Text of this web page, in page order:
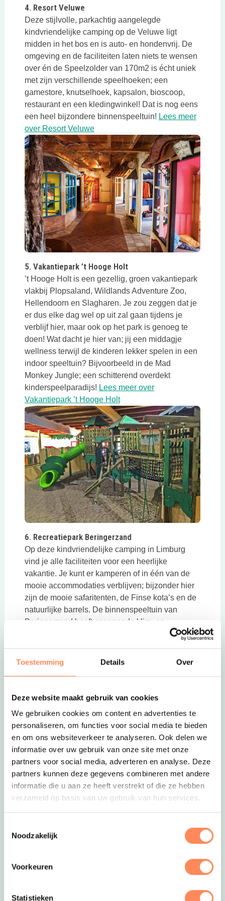
Toestemming Details Over
Deze website maakt gebruik van cookies
We gebruiken cookies om content en advertenties te
personaliseren, om functies voor social media te bieden
en om ons websiteverkeer te analyseren. Ook delen we
informatie over uw gebruik van onze site met onze
partners voor social media, adverteren en analyse. Deze
partners kunnen deze gegevens combineren met andere
informatie die u aan ze heeft verstrekt of die ze hebben
verzameld op basis van uw gebruik van hun services.
Noodzakelijk
Voorkeuren
Statistieken
4. Resort Veluwe
Deze stijlvolle, parkachtig aangelegde
kindvriendelijke camping op de Veluwe ligt
midden in het bos en is auto- en hondenvrij. De
omgeving en de faciliteiten laten niets te wensen
over én de Speelzolder van 170m2 is écht uniek
met zijn verschillende speelhoeken; een
gamestore, knutselhoek, kapsalon, bioscoop,
restaurant en een kledingwinkel! Dat is nog eens
een heel bijzondere binnenspeeltuin! Lees meer
over Resort VeluweDeze link opent in een nieuwe tab
5. Vakantiepark ’t Hooge Holt
’t Hooge Holt is een gezellig, groen vakantiepark
vlakbij Plopsaland, Wildlands Adventure Zoo,
Hellendoorn en Slagharen. Je zou zeggen dat je
er dus elke dag wel op uit zal gaan tijdens je
verblijf hier, maar ook op het park is genoeg te
doen! Wat dacht je hier van; jij een middagje
wellness terwijl de kinderen lekker spelen in een
indoor speeltuin? Bijvoorbeeld in de Mad
Monkey Jungle; een schitterend overdekt
kinderspeelparadijs! Lees meer over
Vakantiepark ’t Hooge HoltDeze link opent in een
6. Recreatiepark Beringerzand
Op deze kindvriendelijke camping in Limburg
vind je alle faciliteiten voor een heerlijke
vakantie. Je kunt er kamperen of in één van de
mooie accommodaties verblijven; bijzonder hier
zijn de mooie safaritenten, de Finse kota’s en de
natuurlijke barrels. De binnenspeeltuin van
Beringerzand heeft spannende klim- en
klautertoestellen, een kruip-door-sluip-door spel,
springkussen. Er is voldoende zitgelegenheid,
familie recreatiepark Beringerzand Deze link opent in
7. Recreatiebedrijf- camping D’elf Ieken
spelen kinderen snel samen. Ze treffen elkaar op
het speeltoestel dat midden op het
binnenspeeltuin. Terwijl de ouders of grootouders